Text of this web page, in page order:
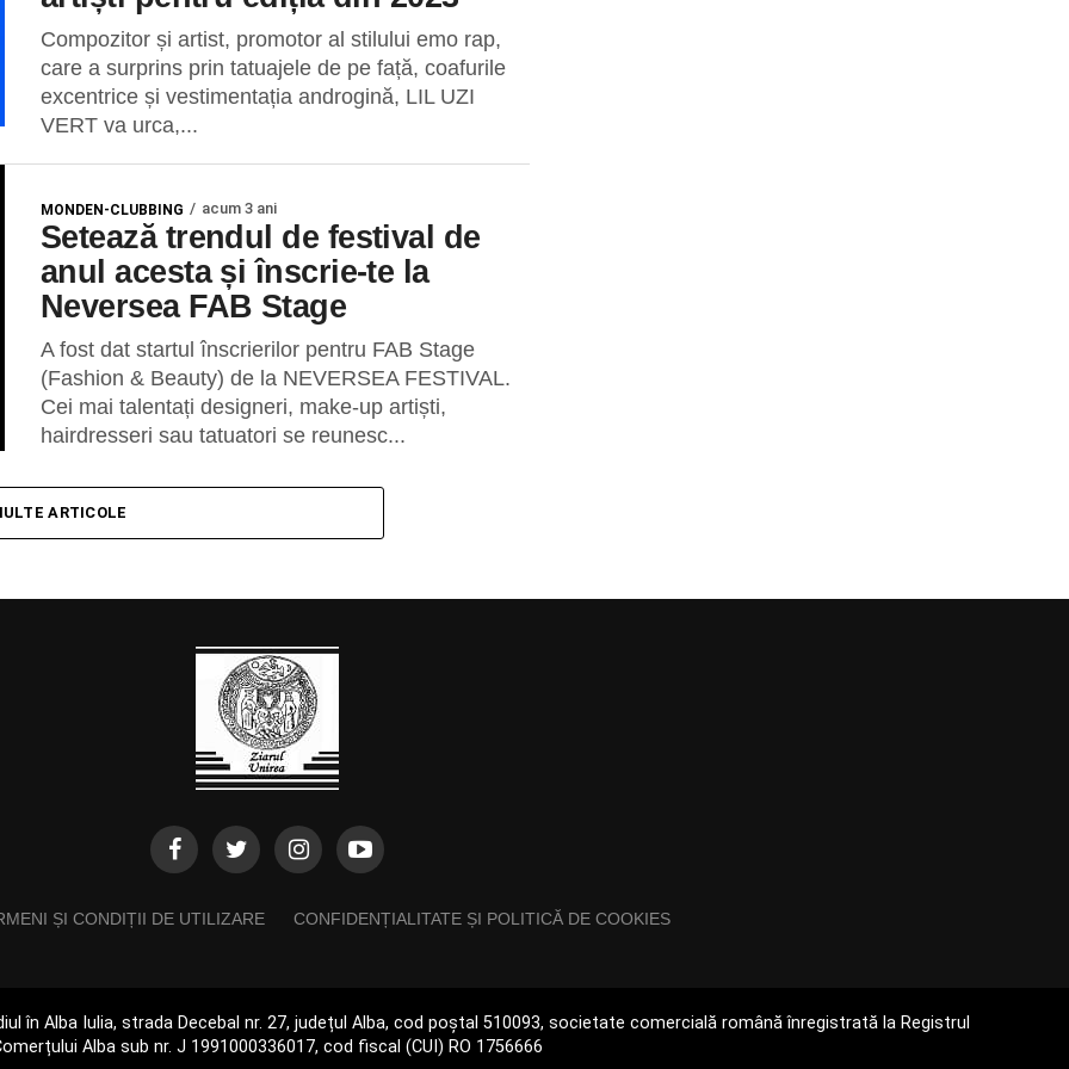
Compozitor și artist, promotor al stilului emo rap,
care a surprins prin tatuajele de pe față, coafurile
excentrice și vestimentația androgină, LIL UZI
VERT va urca,...
MONDEN-CLUBBING acum 3 ani
Setează trendul de festival de
anul acesta și înscrie-te la
Neversea FAB Stage
A fost dat startul înscrierilor pentru FAB Stage
(Fashion & Beauty) de la NEVERSEA FESTIVAL.
Cei mai talentați designeri, make-up artiști,
hairdresseri sau tatuatori se reunesc...
ARTICOLE
ȘI CONDIȚII DE UTILIZARE CONFIDENȚIALITATE ȘI POLITICĂ DE COOKIES
în Alba Iulia, strada Decebal nr. 27, județul Alba, cod poștal 510093, societate comercială română înregistrată la Registrul
Alba sub nr. J 1991000336017, cod fiscal (CUI) RO 1756666